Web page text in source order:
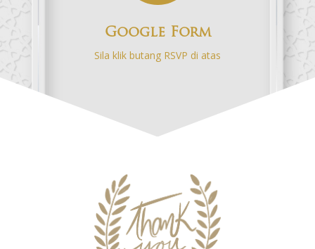
Google Form
Sila klik butang RSVP di atas